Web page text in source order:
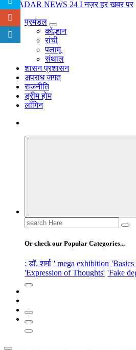
नज़र हर खबर पर
प्रमंडल
कोल्हान
रांची
पलामू
संथाल
शासन प्रशासन
अपराध जगत
राजनीति
ड्रीम होम
लॉगिन
Search
for:
Or check our Popular Categories...
: डॉ. शर्मा ' mega exhibition
'Expression of Thoughts' 'Fake